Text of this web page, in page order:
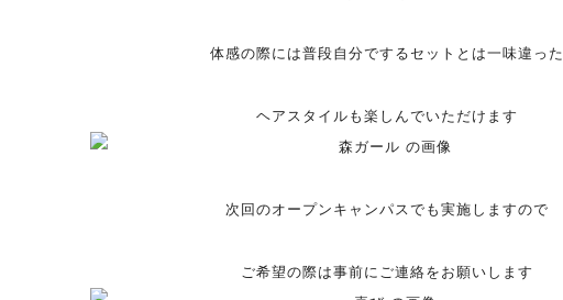
体感の際には普段自分でするセットとは一味違った
ヘアスタイルも楽しんでいただけます
次回のオープンキャンパスでも実施しますので
ご希望の際は事前にご連絡をお願いします